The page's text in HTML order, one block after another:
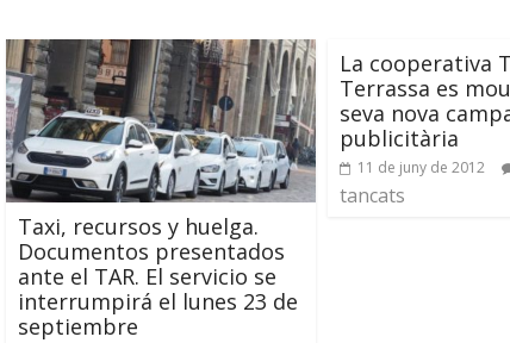
Taxi, recursos y huelga.
Documentos presentados
ante el TAR. El servicio se
interrumpirá el lunes 23 de
septiembre
La cooperativa
Terrassa es
seva nova
publicitària
11 de juny de 2012
tancats